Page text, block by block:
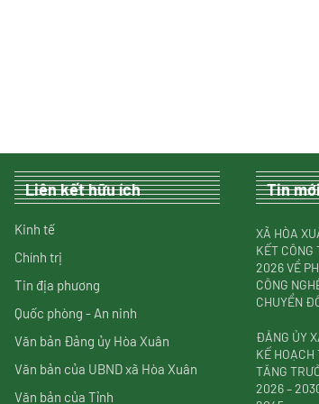
Liên kết hữu ích
Kinh tế
Chính trị
Tin địa phương
Quốc phòng - An ninh
Văn bản Đảng ủy Hòa Xuân
Văn bản của UBND xã Hòa Xuân
Văn bản của Tỉnh
Tin
XÃ HÒA
KẾT CÔNG
2026 VỀ
CÔNG
CHUYỂN
ĐẢNG ỦY
KẾ HOẠCH
TĂNG
2026 –